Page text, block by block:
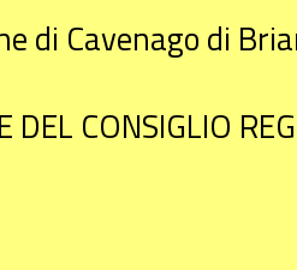
di Cavenago di
DEL CONSIGLIO